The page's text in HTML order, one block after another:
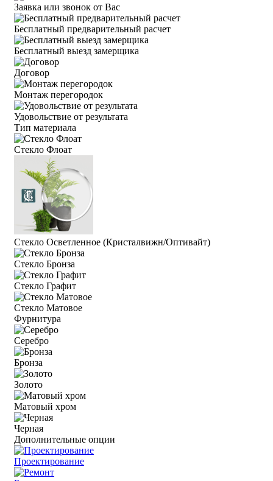
Заявка или звонок от Вас
Бесплатный предварительный расчет
Бесплатный выезд замерщика
Договор
Монтаж перегородок
Удовольствие от результата
Тип материала
Стекло Флоат
Стекло Осветленное (Кристалвижн/Оптивайт)
Стекло Бронза
Стекло Графит
Стекло Матовое
Фурнитура
Серебро
Бронза
Золото
Матовый хром
Черная
Дополнительные опции
Проектирование